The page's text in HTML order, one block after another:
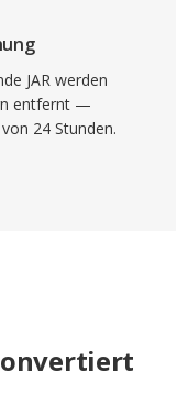
JAR werden
entfernt —
24 Stunden.